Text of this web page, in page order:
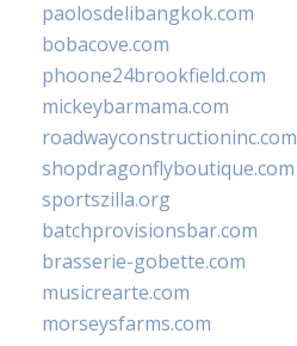
paolosdelibangkok.com
bobacove.com
phoone24brookfield.com
mickeybarmama.com
roadwayconstructioninc.com
shopdragonflyboutique.com
sportszilla.org
batchprovisionsbar.com
brasserie-gobette.com
musicrearte.com
morseysfarms.com